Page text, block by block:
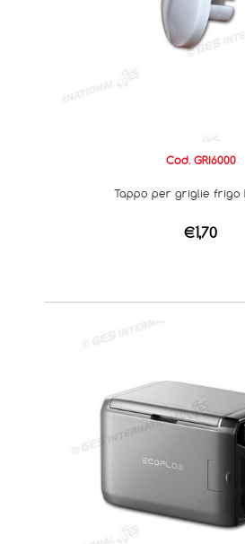
Cod. GRI6000
Tappo per griglie frigo
€1,70